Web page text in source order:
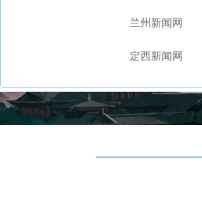
兰州新闻网
定西新闻网